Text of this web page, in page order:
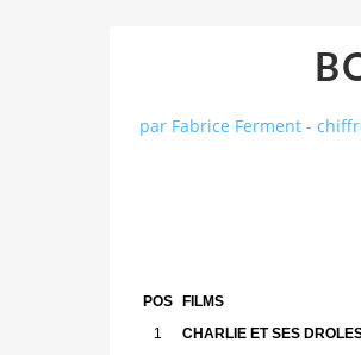
par Fabrice Ferment -
POS
FILMS
1
CHARLIE ET SES